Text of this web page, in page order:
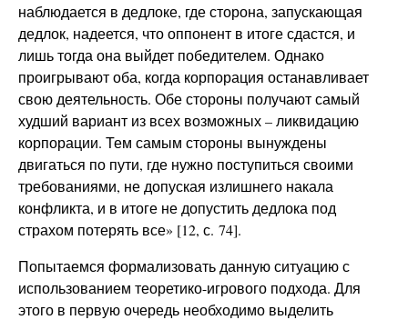
наблюдается в дедлоке, где сторона, запускающая
дедлок, надеется, что оппонент в итоге сдастся, и
лишь тогда она выйдет победителем. Однако
проигрывают оба, когда корпорация останавливает
свою деятельность. Обе стороны получают самый
худший вариант из всех возможных – ликвидацию
корпорации. Тем самым стороны вынуждены
двигаться по пути, где нужно поступиться своими
требованиями, не допуская излишнего накала
конфликта, и в итоге не допустить дедлока под
страхом потерять все» [12, с. 74].
Попытаемся формализовать данную ситуацию с
использованием теоретико-игрового подхода. Для
этого в первую очередь необходимо выделить